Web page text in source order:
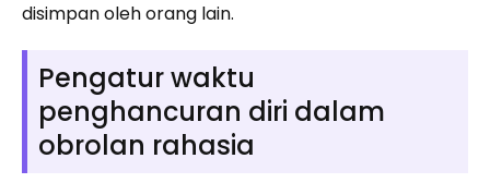
disimpan oleh orang lain.
Pengatur waktu
penghancuran diri dalam
obrolan rahasia